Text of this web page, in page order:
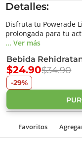
Detalles:
Disfruta tu Powerade
prolongada para tu
... Ver más
Bebida
$24.90$34.90
-29%
Favoritos